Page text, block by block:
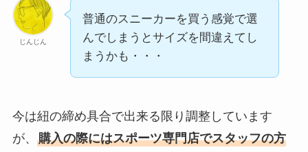
じんじん
普通のスニーカーを買う感覚で選
んでしまうとサイズを間違えてし
まうかも・・・
今は紐の締め具合で出来る限り調整しています
が、 購入の際にはスポーツ専門店でスタッフの方